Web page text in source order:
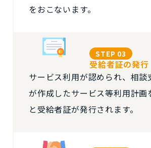
をおこないます。
STEP 03
受給者証の発行
サービス利用が認められ、相談
が作成したサービス等利用計画
と受給者証が発行されます。